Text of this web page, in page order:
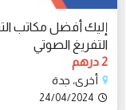
إليك أفضل مكاتب
التفريغ الصوتي
2 درهم
أخرى، جدة
24/04/2024